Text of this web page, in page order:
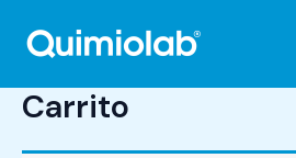
contenido
Carrito